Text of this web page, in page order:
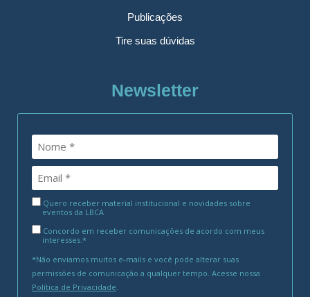
Publicações
Tire suas dúvidas
Newsletter
Quero receber material institucional e novidades sobre
eventos da LBCA
Concordo em receber comunicações de acordo com meus
interesses.*
*Não enviamos muitos e-mails e você pode alterar suas
permissões de comunicação a qualquer tempo. Acesse nossa
Política de Privacidade.